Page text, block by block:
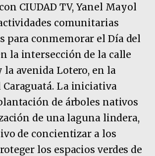
CIUDAD TV, Yanel Mayol
comunitarias
para conmemorar el Día del
la intersección de la calle
la avenida Lotero, en la
Caraguatá. La iniciativa
de árboles nativos
de una laguna lindera,
de concientizar a los
los espacios verdes de